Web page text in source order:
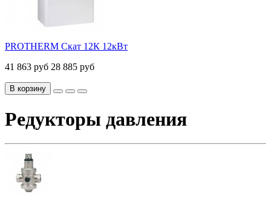
PROTHERM Скат 12К 12кВт
41 863 руб 28 885 руб
В корзину
Редукторы давления